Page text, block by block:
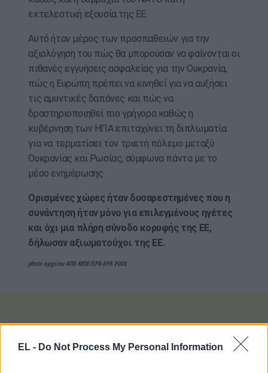
EL - Do Not Process My Personal Information
εκτελεστική εξουσία της ΕΕ.
Αυτό ήταν μέρος των προσπαθειών για την
αξιολόγηση του πώς θα μπορούσαν να φαίνονται οι
πιθανές εγγυήσεις ασφαλείας για την Ουκρανία,
πώς η Ευρώπη πρέπει να κινηθεί για να αυξήσει
τις αμυντικές δαπάνες και πώς να
δραστηριοποιηθεί πιο γρήγορα καθώς η
κυβέρνηση των ΗΠΑ επιταχύνει τη διπλωματία
για να τερματίσει τον τριετή πόλεμο μεταξύ
Ουκρανίας και Ρωσίας, σύμφωνα πάντα με το
μέσο ενημέρωσης.
Ορισμένες χώρες ήταν δυσαρεστημένες που η
συνάντηση ήταν μόνο για επιλεγμένους ηγέτες
και όχι μια πλήρη σύνοδο κορυφής της ΕΕ,
δήλωσαν αξιωματούχοι της ΕΕ.
photo αρχείου ΑΠΕ-ΜΠΕ/EPA-EPA POOL